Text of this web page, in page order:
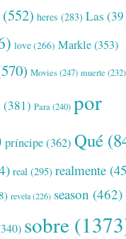
(552) heres (283) Las
love(266) Markle(353)
Movies(247) muerte (232)
(381) Para(240) por
príncipe(362) Qué
real (295) realmente
revela(226) season (462)
sobre